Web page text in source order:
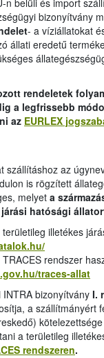
n belüli és import
bizonyítvány
- a víziállatokat
állati eredetű
rendeletek
a legfrissebb
az EURLEX
szállításhoz az
is rögzített
melyet a
hatósági
illetékes
rendszer
traces-allat
bizonyítvány I.
a szállítmányért
a területileg
rendszeren.